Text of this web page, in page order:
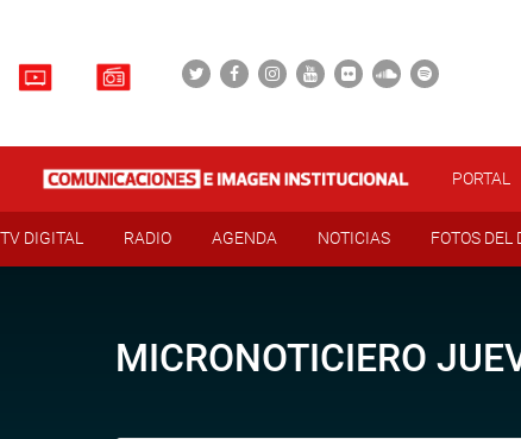
PORTAL
TV DIGITAL RADIO AGENDA NOTICIAS FOTOS DEL
MICRONOTICIERO